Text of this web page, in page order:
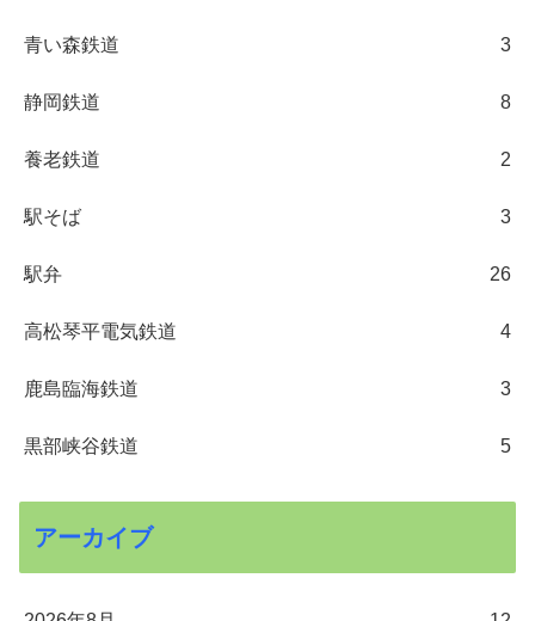
青い森鉄道 3
静岡鉄道 8
養老鉄道 2
駅そば 3
駅弁 26
高松琴平電気鉄道 4
鹿島臨海鉄道 3
黒部峡谷鉄道 5
アーカイブ